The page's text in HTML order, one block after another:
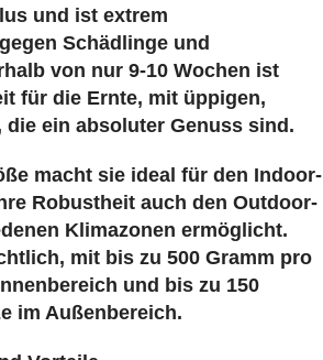
und ist extrem
Schädlinge und
von nur 9-10 Wochen ist
für die Ernte, mit üppigen,
die ein absoluter Genuss sind.
macht sie ideal für den Indoor-
Robustheit auch den Outdoor-
Klimazonen ermöglicht.
mit bis zu 500 Gramm pro
und bis zu 150
im Außenbereich.